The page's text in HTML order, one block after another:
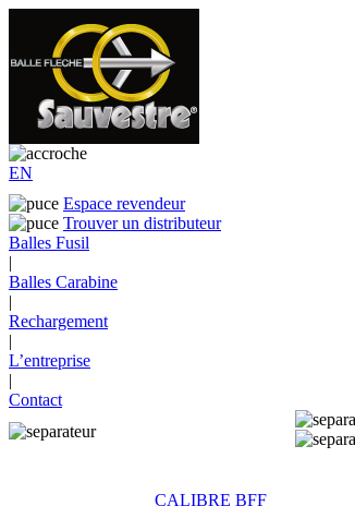
EN
Espace revendeur
Trouver un distributeur
Balles Fusil
|
Balles Carabine
|
Rechargement
|
L’entreprise
|
Contact
CALIBRE BFF